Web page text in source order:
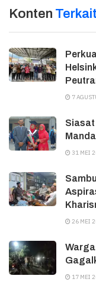
Konten Terkait
7
Siasat
31 MEI
26 MEI
17 MEI